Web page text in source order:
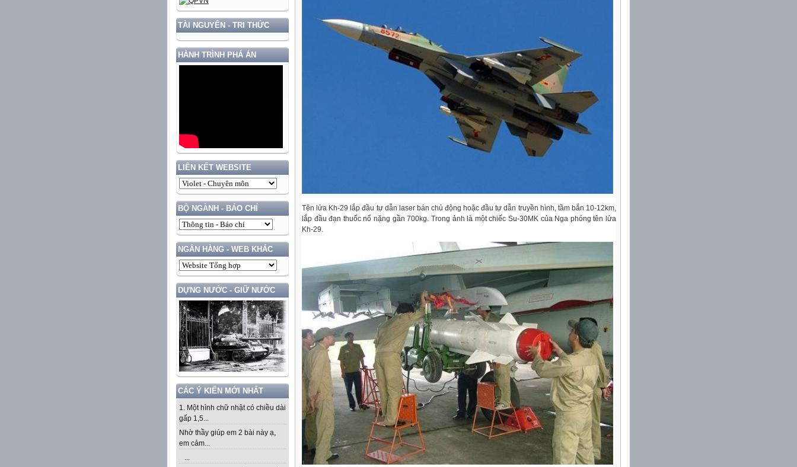
TÀI NGUYÊN - TRI THỨC
HÀNH TRÌNH PHÁ ÁN
LIÊN KẾT WEBSITE
BỘ NGÀNH - BÁO CHÍ
NGÂN HÀNG - WEB KHÁC
DỰNG NƯỚC - GIỮ NƯỚC
CÁC Ý KIẾN MỚI NHẤT
1. Một hình chữ nhật có chiều dài
gấp 1,5...
Nhờ thầy giúp em 2 bài này ạ,
em cảm...
...
Tên lửa Kh-29 lắp đầu tự dẫn laser bán chủ động hoặc đầu tự dẫn truyền hình, tầm bắn 10-12km,
lắp đầu đạn thuốc nổ nặng gần 700kg. Trong ảnh là một chiếc Su-30MK của Nga phóng tên lửa
Kh-29.